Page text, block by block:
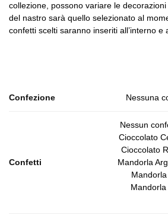
collezione, possono variare le
del nastro sarà quello selezionato al
confetti scelti saranno inseriti all’interno e
Confezione Nessuna
Confetti
Nessun
Cioccolato
Cioccolato
Mandorla
Mandorla